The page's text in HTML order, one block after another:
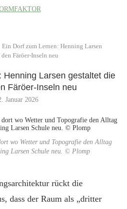
Ein Dorf zum Lernen: Henning Larsen
Färöer-Inseln neu
Henning Larsen gestaltet die
Färöer-Inseln neu
Januar 2026
wo Wetter und Topografie den Alltag
Larsen Schule neu. © Plomp
rückt die
dass der Raum als „dritter